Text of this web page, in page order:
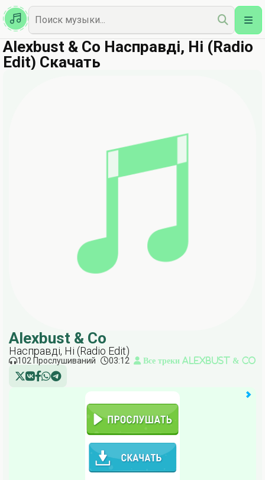
Казахская
Наш Топ
Alexbust & Co Насправді, Ні (Radio
Edit) Скачать
Alexbust & Co
Насправді, Ні (Radio Edit)
102 Прослушиваний 03:12 Все треки Alexbust & Co